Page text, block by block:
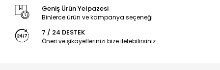
Geniş Ürün Yelpazesi
Binlerce ürün ve kampanya seçeneği
7 / 24 DESTEK
Öneri ve şikayetlerinizi bize iletebilirsiniz.